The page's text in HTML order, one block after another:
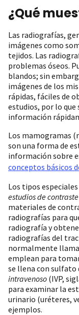
¿Qué
Las radiografías,
imágenes como
tejidos. Las
problemas óseos.
blandos; sin
imágenes de los
rápidas, fáciles de
estudios, por lo que
información
Los mamogramas
son una forma de
información sobre
conceptos básicos
Los tipos
estudios de contraste
materiales de
radiografías para
radiografía y
radiografías del
normalmente
emplean para
se llena con sulfato
intravenoso (IVP,
para examinar la
urinario (uréteres,
ejemplos.